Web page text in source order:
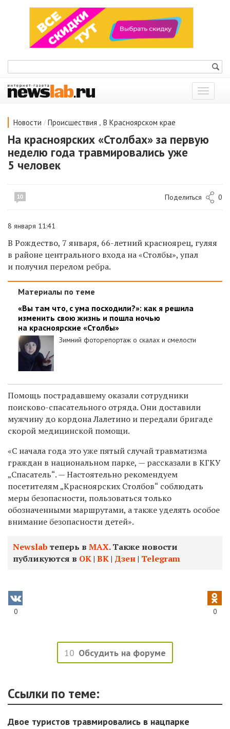
Показать
меню
Новости / Происшествия , В Красноярском крае
На красноярских «Столбах» за первую
неделю года травмировались уже
5 человек
10 Поделиться 0
8 января 11:41
В Рождество, 7 января, 66-летний красноярец, гуляя
в районе центрального входа на «Столбы», упал
и получил перелом ребра.
Материалы по теме
«Вы там что, с ума посходили?»: как я решила
изменить свою жизнь и пошла ночью
на красноярские «Столбы»
Зимний фоторепортаж о скалах и смелости
Помощь пострадавшему оказали сотрудники
поисково-спасательного отряда. Они доставили
мужчину до кордона Лалетино и передали бригаде
скорой медицинской помощи.
«С начала года это уже пятый случай травматизма
граждан в национальном парке, — рассказали в КГКУ
„Спасатель“. —Настоятельно рекомендуем
посетителям „Красноярских Столбов“ соблюдать
меры безопасности, пользоваться только
обозначенными маршрутами, а также уделять особое
внимание безопасности детей».
Newslab теперь в МАХ. Также новости
публикуются в ОК| ВК| Дзен| Telegram
0 0
10 Обсудить на форуме
Ссылки по теме:
Двое туристов травмировались в нацпарке